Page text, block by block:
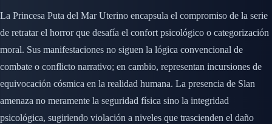
La Princesa Puta del Mar Uterino encapsula el compromiso de la serie
de retratar el horror que desafía el confort psicológico o categorización
moral. Sus manifestaciones no siguen la lógica convencional de
combate o conflicto narrativo; en cambio, representan incursiones de
equivocación cósmica en la realidad humana. La presencia de Slan
amenaza no meramente la seguridad física sino la integridad
psicológica, sugiriendo violación a niveles que trascienden el daño